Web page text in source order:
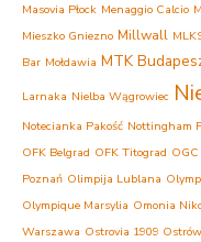
Masovia Płock Menaggio Calcio
Mieszko Gniezno Millwall
Bar Mołdawia MTK
Larnaka Nielba Wągrowiec
Notecianka Pakość Nottingham
OFK Belgrad OFK Titograd
Poznań Olimpija Lublana
Olympique Marsylia Omonia
Warszawa Ostrovia 1909